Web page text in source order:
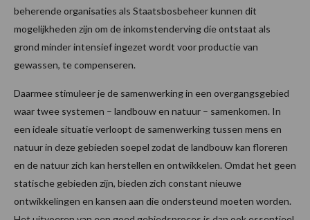
beherende organisaties als Staatsbosbeheer kunnen dit
mogelijkheden zijn om de inkomstenderving die ontstaat als
grond minder intensief ingezet wordt voor productie van
gewassen, te compenseren.
Daarmee stimuleer je de samenwerking in een overgangsgebied
waar twee systemen – landbouw en natuur – samenkomen. In
een ideale situatie verloopt de samenwerking tussen mens en
natuur in deze gebieden soepel zodat de landbouw kan floreren
en de natuur zich kan herstellen en ontwikkelen. Omdat het geen
statische gebieden zijn, bieden zich constant nieuwe
ontwikkelingen en kansen aan die ondersteund moeten worden.